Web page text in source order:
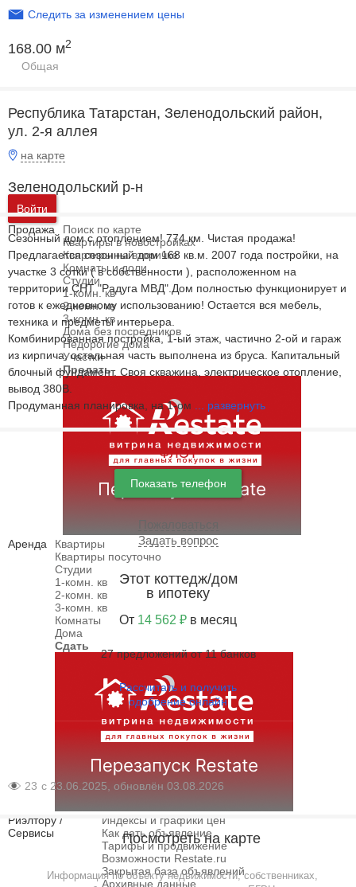
Войти
Продажа
Поиск по карте
Квартиры в новостройках
Квартиры на вторичке
Комнаты и доли
Студии
1-комн. кв
2-комн. кв
3-комн. кв
Дома без посредников
Недорогие дома
Участки
Продать
Аренда
Квартиры
Квартиры посуточно
Студии
1-комн. кв
2-комн. кв
3-комн. кв
Комнаты
Дома
Сдать
Риэлтору /
Сервисы
Индексы и графики цен
Как дать объявление
Тарифы и продвижение
Возможности Restate.ru
Закрытая база объявлений
Архивные данные
Следить за изменением цены
168.00 м2
Общая
Республика Татарстан, Зеленодольский район,
ул. 2-я аллея
на карте
Зеленодольский р-н
Сезонный дом с отоплением! 774 км. Чистая продажа!
Предлагается сезонный дом 168 кв.м. 2007 года постройки, на
участке 3 сотки ( в собственности ), расположенном на
территории СНТ "Радуга МВД".Дом полностью функционирует и
готов к ежедневному использованию! Остается вся мебель,
техника и предметы интерьера.
Комбинированная постройка, 1-ый этаж, частично 2-ой и гараж
из кирпича, остальная часть выполнена из бруса. Капитальный
блочный фундамент. Своя скважина, электрическое отопление,
вывод 380В.
Продуманная планировка, на 1-ом
развернуть
ФЛЭТ
Показать телефон
Пожаловаться
Задать вопрос
Этот коттедж/дом
в ипотеку
От 14 562 ₽ в месяц
27 предложений от 11 банков
Рассчитать и получить
одобрение онлайн
23 с 23.06.2025, обновлён 03.08.2026
Посмотреть на карте
Информация по объекту недвижимости, собственниках,